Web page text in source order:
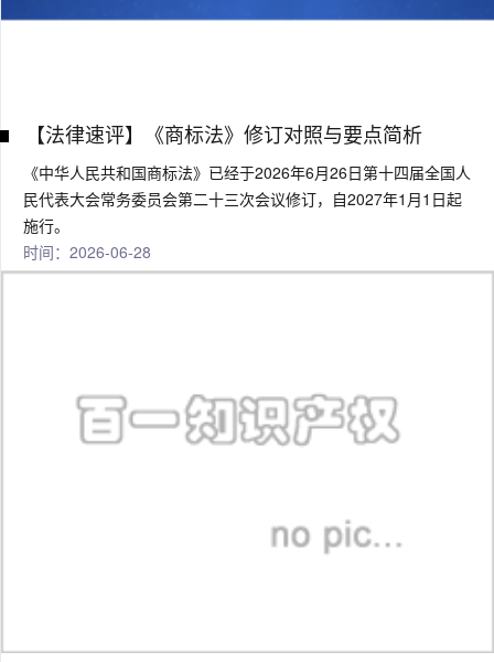
【法律速评】《商标法》修订对照与要点简析
《中华人民共和国商标法》已经于2026年6月26日第十四届全国人
民代表大会常务委员会第二十三次会议修订，自2027年1月1日起
施行。
时间：2026-06-28